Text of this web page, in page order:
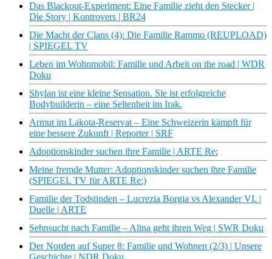
Das Blackout-Experiment: Eine Familie zieht den Stecker |
Die Story | Kontrovers | BR24
Die Macht der Clans (4): Die Familie Rammo (REUPLOAD)
| SPIEGEL TV
Leben im Wohnmobil: Familie und Arbeit on the road | WDR
Doku
Shylan ist eine kleine Sensation. Sie ist erfolgreiche
Bodybuilderin – eine Seltenheit im Irak.
Armut im Lakota-Reservat – Eine Schweizerin kämpft für
eine bessere Zukunft | Reporter | SRF
Adoptionskinder suchen ihre Familie | ARTE Re:
Meine fremde Mutter: Adoptionskinder suchen ihre Familie
(SPIEGEL TV für ARTE Re:)
Familie der Todsünden – Lucrezia Borgia vs Alexander VI. |
Duelle | ARTE
Sehnsucht nach Familie – Alina geht ihren Weg | SWR Doku
Der Norden auf Super 8: Familie und Wohnen (2/3) | Unsere